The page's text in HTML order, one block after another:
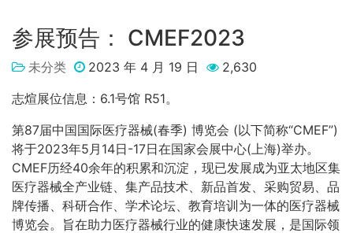
参展预告： CMEF2023
未分类 2023 年 4 月 19 日
2,630
志煊展位信息：6.1号馆 R51。
第87届中国国际医疗器械(春季) 博览会 (以下简称“CMEF”)
将于2023年5月14日-17日在国家会展中心(上海)举办。
CMEF历经40余年的积累和沉淀，现已发展成为亚太地区集
医疗器械全产业链、集产品技术、新品首发、采购贸易、品
牌传播、科研合作、学术论坛、教育培训为一体的医疗器械
博览会。旨在助力医疗器械行业的健康快速发展，是国际领